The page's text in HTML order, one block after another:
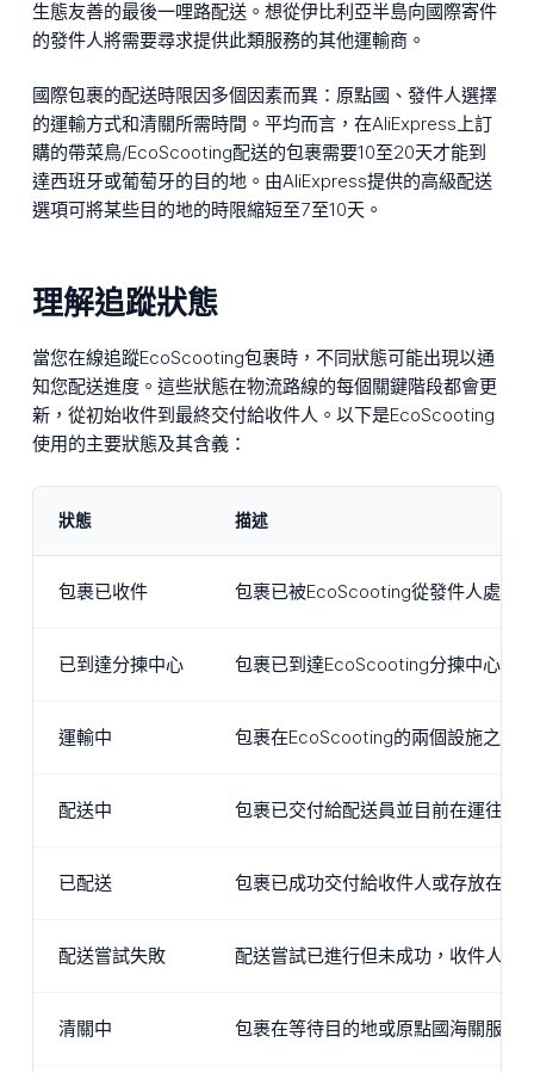
生態友善的最後一哩路配送。想從伊比利亞半島向國際寄件
的發件人將需要尋求提供此類服務的其他運輸商。
國際包裹的配送時限因多個因素而異：原點國、發件人選擇
的運輸方式和清關所需時間。平均而言，在AliExpress上訂
購的帶菜鳥/EcoScooting配送的包裹需要10至20天才能到
達西班牙或葡萄牙的目的地。由AliExpress提供的高級配送
選項可將某些目的地的時限縮短至7至10天。
理解追蹤狀態
當您在線追蹤EcoScooting包裹時，不同狀態可能出現以通
知您配送進度。這些狀態在物流路線的每個關鍵階段都會更
新，從初始收件到最終交付給收件人。以下是EcoScooting
使用的主要狀態及其含義：
狀態 描述
包裹已收件 包裹已被EcoScooting從發件人處領
已到達分揀中心 包裹已到達EcoScooting分揀中心或
運輸中 包裹在EcoScooting的兩個設施之間
配送中 包裹已交付給配送員並目前在運往目
已配送 包裹已成功交付給收件人或存放在約
配送嘗試失敗 配送嘗試已進行但未成功，收件人缺
清關中 包裹在等待目的地或原點國海關服務